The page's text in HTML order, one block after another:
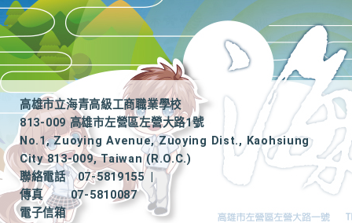
高雄市立海青高級工商職業學校
813-009 高雄市左營區左營大路1號
No.1, Zuoying Avenue, Zuoying Dist., Kaohsiung
City 813-009, Taiwan (R.O.C.)
聯絡電話
07-5819155
|
傳真
07-5810087
電子信箱